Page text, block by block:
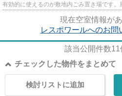
有効的に使えるのが敷地内ごみ置き場です
現在空室情報があ
レスポワールへのお問
該当公開件数11
チェックした物件をまとめて
検討リストに追加